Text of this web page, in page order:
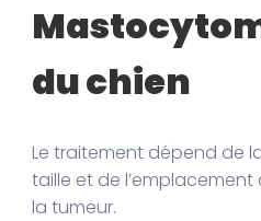
du chien
Le traitement dépend de
taille et de l’emplacement
la tumeur.